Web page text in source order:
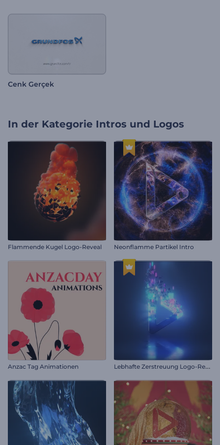
Cenk Gerçek
In der Kategorie Intros und Logos
Flammende Kugel Logo-Reveal Neonflamme Partikel Intro
Anzac Tag Animationen L
ebhafte Zerstreuung Logo-Reveal